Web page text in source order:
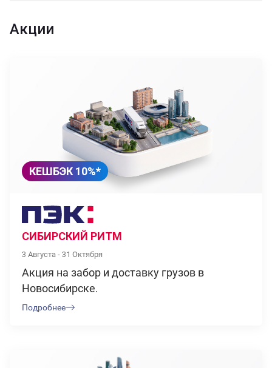
Акции
КЕШБЭК 10%*
СИБИРСКИЙ РИТМ
3 Августа - 31 Октября
Акция на забор и доставку грузов в
Новосибирске.
Подробнее